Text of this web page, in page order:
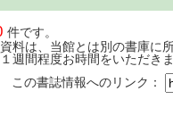
件です。
料は、当館とは別の書庫に
週間程度お時間をいただきま
この書誌情報へのリンク：